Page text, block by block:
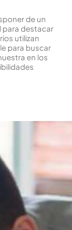
de un
para destacar
utilizan
para buscar
en los